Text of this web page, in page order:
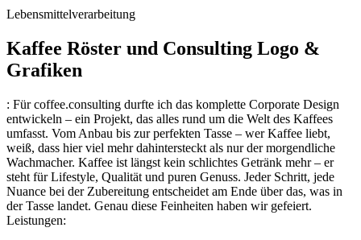
Lebensmittelverarbeitung
Kaffee Röster und Consulting Logo &
Grafiken
: Für coffee.consulting durfte ich das komplette Corporate Design
entwickeln – ein Projekt, das alles rund um die Welt des Kaffees
umfasst. Vom Anbau bis zur perfekten Tasse – wer Kaffee liebt,
weiß, dass hier viel mehr dahintersteckt als nur der morgendliche
Wachmacher. Kaffee ist längst kein schlichtes Getränk mehr – er
steht für Lifestyle, Qualität und puren Genuss. Jeder Schritt, jede
Nuance bei der Zubereitung entscheidet am Ende über das, was in
der Tasse landet. Genau diese Feinheiten haben wir gefeiert.
Leistungen: